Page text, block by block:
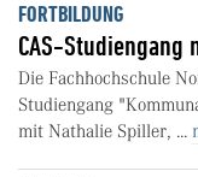
FORTBILDUNG
CAS-Studiengang
Die Fachhochschule
Studiengang
mit Nathalie Spiller, ...